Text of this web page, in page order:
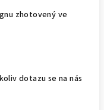
zhotovený ve
dotazu se na nás